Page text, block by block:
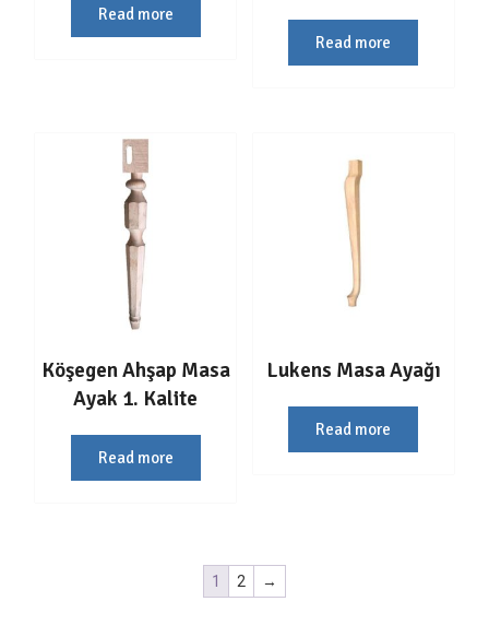
Read more
Read more
Köşegen Ahşap Masa
Ayak 1. Kalite
Read more
Lukens Masa Ayağı
Read more
1 2 →